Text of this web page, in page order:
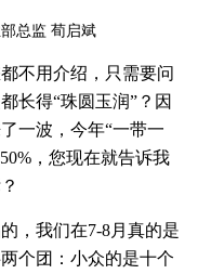
总监 荀启斌
不用介绍，只需要问
长得“珠圆玉润” ？因
一波，今年“一带一
，您现在就告诉我
，我们在7-8月真的是
个团：小众的是十个